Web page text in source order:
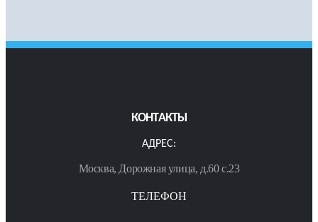
КОНТАКТЫ
АДРЕС:
Москва, Дорожная улица, д.60 с.23
ТЕЛЕФОН